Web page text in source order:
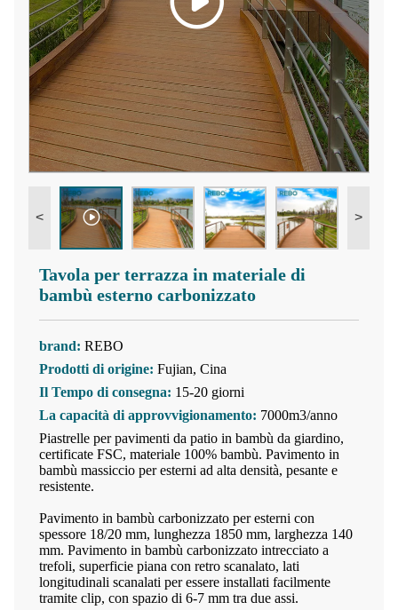
< >
Tavola per terrazza in materiale di
bambù esterno carbonizzato
brand: REBO
Prodotti di origine: Fujian, Cina
Il Tempo di consegna: 15-20 giorni
La capacità di approvvigionamento: 7000m3/anno
Piastrelle per pavimenti da patio in bambù da giardino,
certificate FSC, materiale 100% bambù. Pavimento in
bambù massiccio per esterni ad alta densità, pesante e
resistente.
Pavimento in bambù carbonizzato per esterni con
spessore 18/20 mm, lunghezza 1850 mm, larghezza 140
mm. Pavimento in bambù carbonizzato intrecciato a
trefoli, superficie piana con retro scanalato, lati
longitudinali scanalati per essere installati facilmente
tramite clip, con spazio di 6-7 mm tra due assi.